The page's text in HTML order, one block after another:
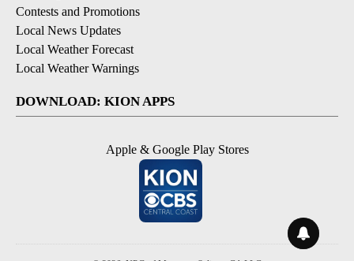
Contests and Promotions
Local News Updates
Local Weather Forecast
Local Weather Warnings
DOWNLOAD: KION APPS
Apple & Google Play Stores